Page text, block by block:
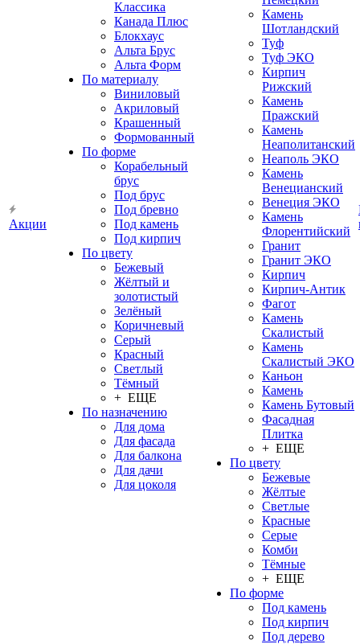
Акции
Классика
Канада Плюс
Блокхаус
Альта Брус
Альта Форм
По материалу
Виниловый
Акриловый
Крашенный
Формованный
По форме
Корабельный
брус
Под брус
Под бревно
Под камень
Под кирпич
По цвету
Бежевый
Жёлтый и
золотистый
Зелёный
Коричневый
Серый
Красный
Светлый
Тёмный
+ ЕЩЕ
По назначению
Для дома
Для фасада
Для балкона
Для дачи
Для цоколя
Камень
Шотландский
Туф
Туф ЭКО
Кирпич
Рижский
Камень
Пражский
Камень
Неаполитанский
Неаполь ЭКО
Камень
Венецианский
Венеция ЭКО
Камень
Флорентийский
Гранит
Гранит ЭКО
Кирпич
Кирпич-Антик
Фагот
Камень
Скалистый
Камень
Скалистый ЭКО
Каньон
Камень
Камень Бутовый
Фасадная
Плитка
+ ЕЩЕ
По цвету
Бежевые
Жёлтые
Светлые
Красные
Серые
Комби
Тёмные
+ ЕЩЕ
По форме
Под камень
Под кирпич
Под дерево